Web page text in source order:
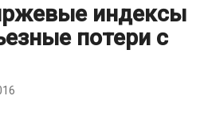
защитить свой бизнес?индексы
потери с